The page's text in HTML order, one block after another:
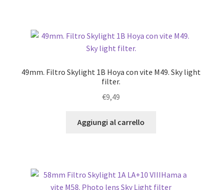
49mm. Filtro Skylight 1B Hoya con vite M49. Sky light
filter.
€9,49
Aggiungi al carrello